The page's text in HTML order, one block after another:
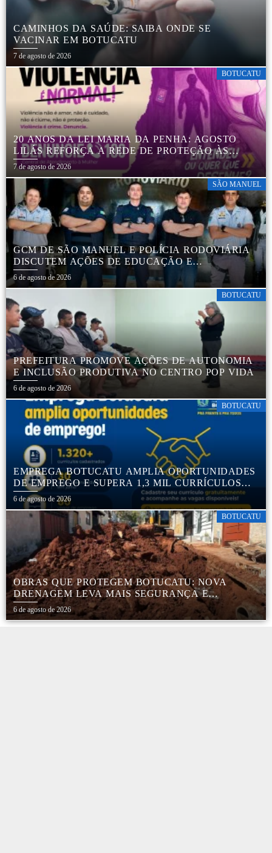
CAMINHOS DA SAÚDE: SAIBA ONDE SE
VACINAR EM BOTUCATU
7 de agosto de 2026
BOTUCATU
20 ANOS DA LEI MARIA DA PENHA: AGOSTO
LILÁS REFORÇA A REDE DE PROTEÇÃO ÀS
MULHERES EM BOTUCATU
7 de agosto de 2026
SÃO MANUEL
GCM DE SÃO MANUEL E POLÍCIA RODOVIÁRIA
DISCUTEM AÇÕES DE EDUCAÇÃO E
SEGURANÇA NO TRÂNSITO
6 de agosto de 2026
BOTUCATU
PREFEITURA PROMOVE AÇÕES DE AUTONOMIA
E INCLUSÃO PRODUTIVA NO CENTRO POP VIDA
6 de agosto de 2026
BOTUCATU
EMPREGA BOTUCATU AMPLIA OPORTUNIDADES
DE EMPREGO E SUPERA 1,3 MIL CURRÍCULOS
CADASTRADOS
6 de agosto de 2026
BOTUCATU
OBRAS QUE PROTEGEM BOTUCATU: NOVA
DRENAGEM LEVA MAIS SEGURANÇA E
TRANQUILIDADE AOS MORADORES DA COHAB
5
6 de agosto de 2026